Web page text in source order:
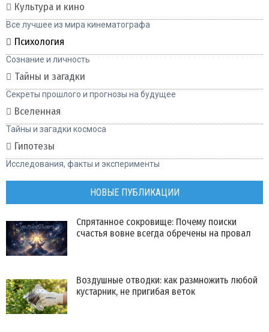
Культура и кино
Все лучшее из мира кинематографа
Психология
Сознание и личность
Тайны и загадки
Секреты прошлого и прогнозы на будущее
Вселенная
Тайны и загадки космоса
Гипотезы
Исследования, факты и эксперименты
НОВЫЕ ПУБЛИКАЦИИ
Спрятанное сокровище: Почему поиски
счастья вовне всегда обречены на провал
Воздушные отводки: как размножить любой
кустарник, не пригибая веток